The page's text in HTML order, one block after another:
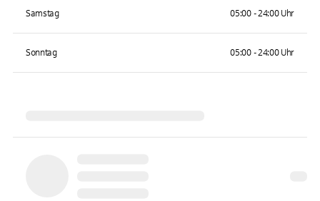
Samstag 05:00 - 24:00 Uhr
Sonntag 05:00 - 24:00 Uhr